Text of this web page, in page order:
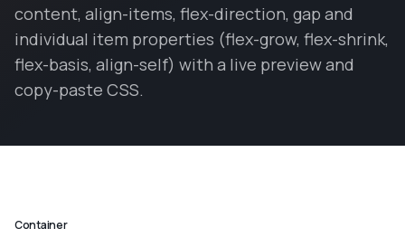
content, align-items, flex-direction, gap and
individual item properties (flex-grow, flex-shrink,
flex-basis, align-self) with a live preview and
copy-paste CSS.
Container